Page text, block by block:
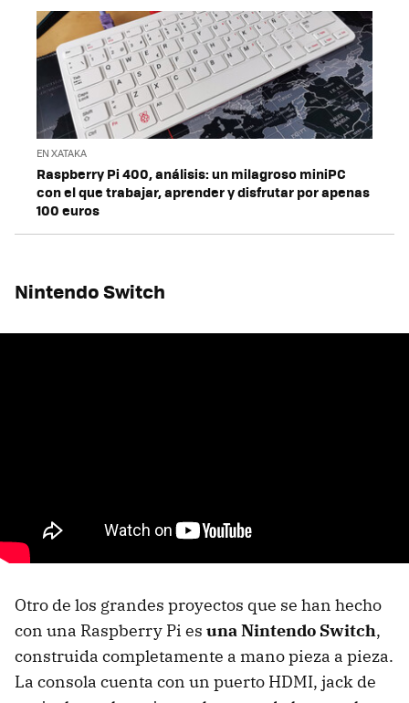
EN XATAKA
Raspberry Pi 400, análisis: un milagroso miniPC
con el que trabajar, aprender y disfrutar por apenas
100 euros
Nintendo Switch
Otro de los grandes proyectos que se han hecho
con una Raspberry Pi es una Nintendo Switch,
construida completamente a mano pieza a pieza.
La consola cuenta con un puerto HDMI, jack de